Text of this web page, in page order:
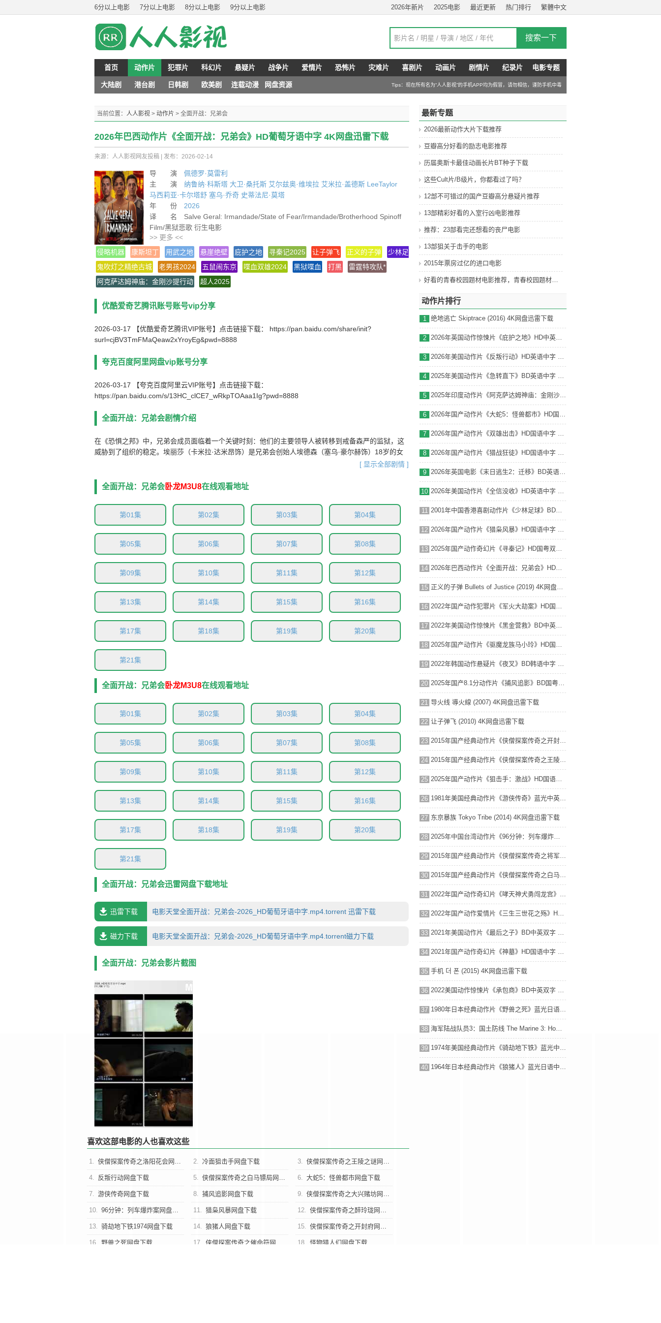
6分以上电影 7分以上电影 8分以上电影 9分以上电影 繁體中文
热门排行
最近更新
2025电影
2026年新片
首页 动作片 犯罪片 科幻片 悬疑片 战争片 爱情片 恐怖片 灾难片 喜剧片 动画片 剧情片 纪录片 电影专题
大陆剧 港台剧 日韩剧 欧美剧 连载动漫 网盘资源 Tips：现在所有名为“人人影视”的手机APP均为假冒，请勿相信，谨防手机中毒
当前位置： 人人影视 > 动作片 > 全面开战：兄弟会
2026年巴西动作片《全面开战：兄弟会》HD葡萄牙语中字 4K网盘迅雷下载
来源：人人影视网友投稿 发布：2026-02-14
导 演 佩德罗·莫雷利
主 演 纳鲁纳·科斯塔 大卫·桑托斯 艾尔兹奥·维埃拉 艾米拉·盖德斯 LeeTaylor
马西莉亚·卡尔塔舒 塞乌·乔奇 史蒂法尼·莫塔
年 份 2026
译 名 Salve Geral: Irmandade/State of Fear/Irmandade/Brotherhood Spinoff
Film/黑狱悲歌 衍生电影
片 名 全面开战：兄弟会
产 地 巴西
类 别 动作
语 言 葡萄牙语
字 幕 中文字幕
文件格式 x264 + ACC
文件大小 2428 MB
片 长 105 Mins
>> 更多 <<
侵略机器
康斯坦丁 用武之地 悬崖绝壁 庇护之地 寻秦记2025 让子弹飞 正义的子弹 少林足球 食神
激战
鬼吹灯之精绝古城
老男孩2024 五鼠闹东京 喋血双雄2024 黑狱喋血 打黑
雷霆特攻队*
阿克萨达姆神庙：金刚沙提行动
超人2025
优酷爱奇艺腾讯账号账号vip分享
2026-03-17 【优酷爱奇艺腾讯VIP账号】点击链接下载： https://pan.baidu.com/share/init?
surl=cjBV3TmFMaQeaw2xYroyEg&pwd=8888
夸克百度阿里网盘vip账号分享
2026-03-17 【夸克百度阿里云VIP账号】点击链接下载：
https://pan.baidu.com/s/13HC_clCE7_wRkpTOAaa1Ig?pwd=8888
全面开战：兄弟会剧情介绍
在《恐惧之邦》中，兄弟会成员面临着一个关键时刻：他们的主要领导人被转移到戒备森严的监狱，这
威胁到了组织的稳定。埃丽莎（卡米拉·达米昂饰）是兄弟会创始人埃德森（塞乌·豪尔赫饰）18岁的女
儿，她从小在犯罪边缘长大，却被腐败的警察绑架。在她的姑姑克里斯蒂娜（纳鲁纳·科斯塔饰）试图营
市陷入混乱。在这场动荡中，埃丽莎和克里斯蒂娜在正义与暴力之间挣扎，过去和现在的选择交织在一
起，塑造着她们的命运。
[ 显示全部剧情 ]
全面开战：兄弟会卧龙M3U8在线观看地址
第01集 第02集 第03集 第04集
第05集 第06集 第07集 第08集
第09集 第10集 第11集 第12集
第13集 第14集 第15集 第16集
第17集 第18集 第19集 第20集
第21集
全面开战：兄弟会卧龙M3U8在线观看地址
第01集 第02集 第03集 第04集
第05集 第06集 第07集 第08集
第09集 第10集 第11集 第12集
第13集 第14集 第15集 第16集
第17集 第18集 第19集 第20集
第21集
全面开战：兄弟会迅雷网盘下载地址
迅雷下载 电影天堂全面开战：兄弟会-2026_HD葡萄牙语中字.mp4.torrent 迅雷下载
磁力下载 电影天堂全面开战：兄弟会-2026_HD葡萄牙语中字.mp4.torrent磁力下载
全面开战：兄弟会影片截图
喜欢这部电影的人也喜欢这些
1. 侠僧探案传奇之洛阳花会网盘下载 2. 冷面狙击手网盘下载 3. 侠僧探案传奇之王陵之谜网盘下载
4. 反叛行动网盘下载 5. 侠僧探案传奇之白马镖局网盘下载 6. 大蛇5：怪兽都市网盘下载
7. 游侠传奇网盘下载 8. 捕风追影网盘下载 9. 侠僧探案传奇之大兴赌坊网盘下载
10. 96分钟：列车爆炸案网盘下载 11. 猎枭风暴网盘下载 12. 侠僧探案传奇之醉玲珑网盘下载
13. 骑劫地下铁1974网盘下载 14. 狼猪人网盘下载 15. 侠僧探案传奇之开封府网盘下载
16. 野兽之死网盘下载 17. 侠僧探案传奇之催命符网盘下载 18. 怪物猎人们网盘下载
最新专题
2026最新动作大片下载推荐
豆瓣高分好看的励志电影推荐
历届奥斯卡最佳动画长片BT种子下载
这些Cult片/B级片，你都看过了吗？
12部不可错过的国产豆瓣高分悬疑片推荐
13部精彩好看的入室行凶电影推荐
推荐：23部看完还想看的丧尸电影
13部狙关于击手的电影
2015年票房过亿的进口电影
好看的青春校园题材电影推荐，青春校园题材电影排行
动作片排行
1 绝地逃亡 Skiptrace (2016) 4K网盘迅雷下载
2 2026年英国动作惊悚片《庇护之地》HD中英双字修正版 4K网盘迅雷下载
3 2026年美国动作片《反叛行动》HD英语中字 4K网盘迅雷下载
4 2025年美国动作片《急转直下》BD英语中字 4K网盘迅雷下载
5 2025年印度动作片《阿克萨达姆神庙：金刚沙提行动》HD印地语中字 4K网盘迅雷下载
6 2026年国产动作片《大蛇5：怪兽都市》HD国语中字 4K网盘迅雷下载
7 2026年国产动作片《双雄出击》HD国语中字 4K网盘迅雷下载
8 2026年国产动作片《猎战狂徒》HD国语中字 4K网盘迅雷下载
9 2026年英国电影《末日逃生2：迁移》BD英语中字 4K网盘迅雷下载
10 2026年美国动作片《全信没收》HD英语中字 4K网盘迅雷下载
11 2001年中国香港喜剧动作片《少林足球》BD国粤双语中字 4K网盘迅雷下载
12 2026年国产动作片《猎枭风暴》HD国语中字 4K网盘迅雷下载
13 2025年国产动作奇幻片《寻秦记》HD国粤双语中英双字 4K网盘迅雷下载
14 2026年巴西动作片《全面开战：兄弟会》HD葡萄牙语中字 4K网盘迅雷下载
15 正义的子弹 Bullets of Justice (2019) 4K网盘迅雷下载
16 2022年国产动作犯罪片《军火大劫案》HD国语中字 1080P迅雷网盘下载
17 2022年美国动作惊悚片《黑金营救》BD中英双字 1080P迅雷网盘下载
18 2025年国产动作片《驱魔龙族马小玲》HD国粤双语中字 4K网盘迅雷下载
19 2022年韩国动作悬疑片《夜叉》BD韩语中字 1080P迅雷网盘下载
20 2025年国产8.1分动作片《捕风追影》BD国粤双语中英双字 4K网盘迅雷下载
21 导火线 導火線 (2007) 4K网盘迅雷下载
22 让子弹飞 (2010) 4K网盘迅雷下载
23 2015年国产经典动作片《侠僧探案传奇之开封府》HD国语中字 4K网盘迅雷下载
24 2015年国产经典动作片《侠僧探案传奇之王陵之谜》HD国语中字 4K网盘迅雷下载
25 2025年国产动作片《狙击手：激战》HD国语中字 4K网盘迅雷下载
26 1981年美国经典动作片《游侠传奇》蓝光中英双字 4K网盘迅雷下载
27 东京暴族 Tokyo Tribe (2014) 4K网盘迅雷下载
28 2025年中国台湾动作片《96分钟：列车爆炸案》HD国语中字 4K网盘迅雷下载
29 2015年国产经典动作片《侠僧探案传奇之将军府》HD国语中字 4K网盘迅雷下载
30 2015年国产经典动作片《侠僧探案传奇之白马镖局》HD国语中字 4K网盘迅雷下载
31 2022年国产动作奇幻片《哮天神犬勇闯龙宫》HD国语中字 1080P迅雷网盘下载
32 2022年国产动作爱情片《三生三世花之殇》HD国语中字 1080P迅雷网盘下载
33 2021年美国动作片《最后之子》BD中英双字 1080P迅雷网盘下载
34 2021年国产动作奇幻片《神墓》HD国语中字 1080P迅雷网盘下载
35 手机 더 폰 (2015) 4K网盘迅雷下载
36 2022美国动作惊悚片《承包商》BD中英双字 1080P迅雷网盘下载
37 1980年日本经典动作片《野兽之死》蓝光日语中字 4K网盘迅雷下载
38 海军陆战队员3：国土防线 The Marine 3: Homefront (2013) 4K网盘迅雷下载
39 1974年美国经典动作片《骑劫地下铁》蓝光中英双字 4K网盘迅雷下载
40 1964年日本经典动作片《狼猪人》蓝光日语中字 4K网盘迅雷下载